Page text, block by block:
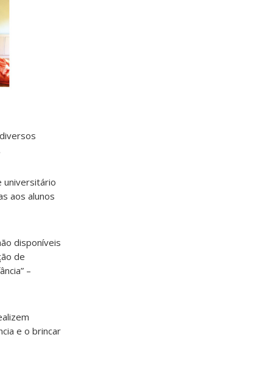
universitário
aos alunos
disponíveis
de
–
e o brincar